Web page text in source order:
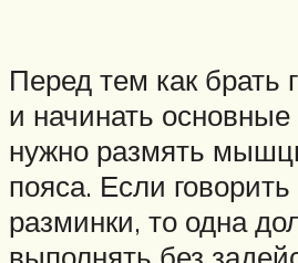
Перед тем как брать
и начинать
нужно размять
пояса. Если
разминки, то одна